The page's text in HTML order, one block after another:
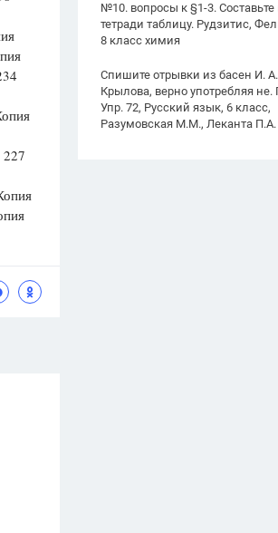
№10. вопросы к §1-3. Составьте
тетради таблицу. Рудзитис,
8 класс химия
Спишите отрывки из басен И. А.
Крылова, верно употребляя не.
Упр. 72, Русский язык, 6 класс,
Разумовская М.М., Леканта П.А.